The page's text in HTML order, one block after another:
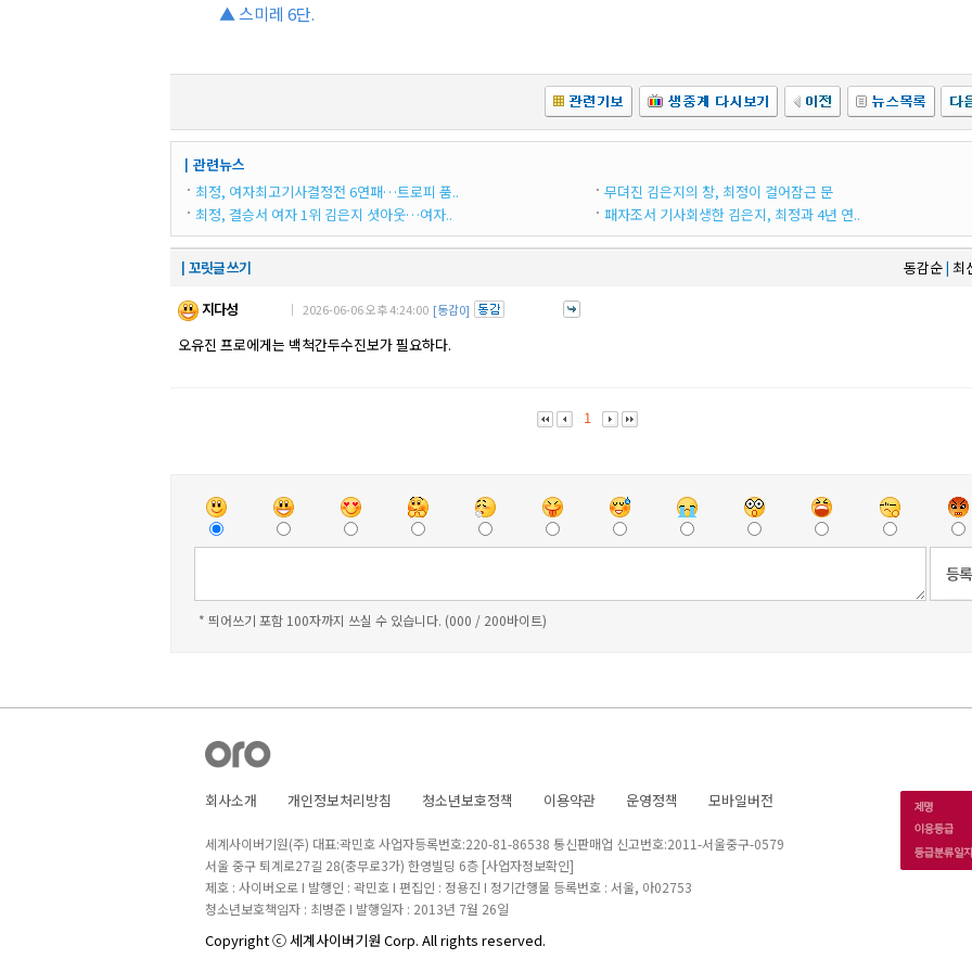
▲ 스미레 6단.
┃관련뉴스
최정, 여자최고기사결정전 6연패…트로피 품..
최정, 결승서 여자 1위 김은지 셧아웃…여자..
무뎌진 김은지의 창, 최정이 걸어잠근 문
패자조서 기사회생한 김은지, 최정과 4년 연..
┃꼬릿글 쓰기 동감순| 최
지다성
｜ 2026-06-06 오후 4:24:00 [동감0]
오유진 프로에게는 백척간두수진보가 필요하다.
1
* 띄어쓰기 포함 100자까지 쓰실 수 있습니다. (000 / 200바이트)
회사소개 개인정보처리방침 청소년보호정책 이용약관 운영정책 모바일버전
세계사이버기원(주) 대표:곽민호 사업자등록번호:220-81-86538 통신판매업 신고번호:2011-서울중구-0579
서울 중구 퇴계로27길 28(충무로3가) 한영빌딩 6층 [사업자정보확인]
제호 : 사이버오로 I 발행인 : 곽민호 I 편집인 : 정용진 I 정기간행물 등록번호 : 서울, 아02753
청소년보호책임자 : 최병준 I 발행일자 : 2013년 7월 26일
Copyright ⓒ 세계사이버기원 Corp. All rights reserved.